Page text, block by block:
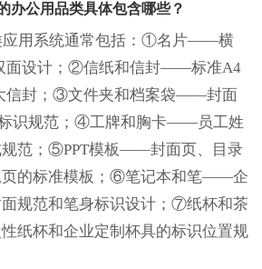
办公用品类具体包含哪些？
应用系统通常包括：①名片——横
面设计；②信纸和信封——标准A4
信封；③文件夹和档案袋——封面
标识规范；④工牌和胸卡——员工姓
规范；⑤PPT模板——封面页、目录
页的标准模板；⑥笔记本和笔——企
规范和笔身标识设计；⑦纸杯和茶
纸杯和企业定制杯具的标识位置规